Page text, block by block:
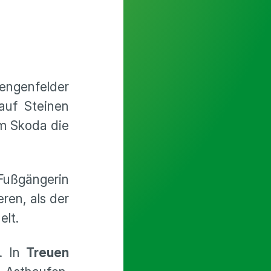
Steinen
Skoda die
als der
In Treuen